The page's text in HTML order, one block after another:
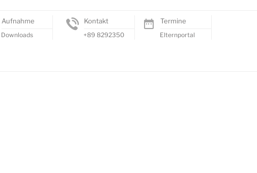
Aufnahme
Downloads
Kontakt
+89 8292350
Termine
Elternportal